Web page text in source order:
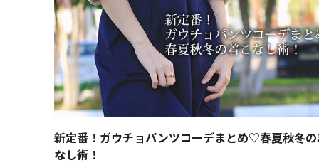
新定番！ガウチョパンツコーデまとめ♡春夏秋冬
なし術！